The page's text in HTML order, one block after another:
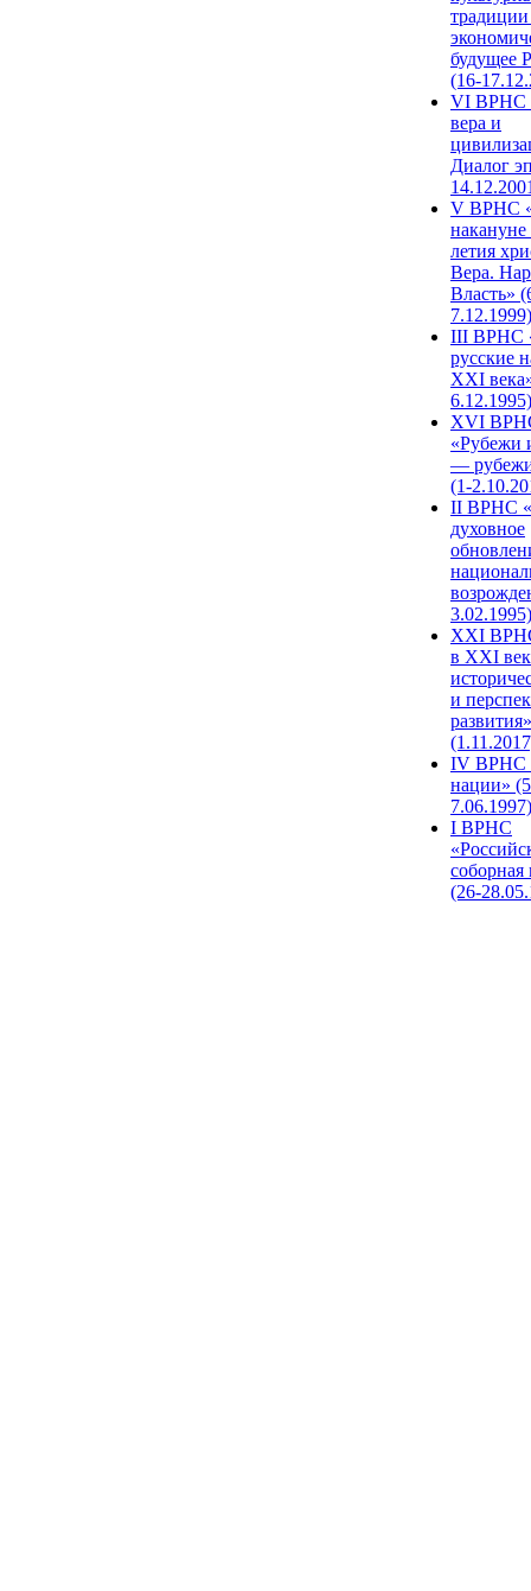
будущее
(16-
VI ВРНС
вера и
Диалог
V ВРНС
накануне
летия
Вера.
Власть»
7.12.1999)
III ВРНС
русские
XXI
6.12.1995)
XVI
«Рубежи
—
(1-
II ВРНС
духовное
3.02.1995)
XХI
в XXI
и
развития»
IV ВРНС
нации»
7.06.1997)
I ВРНС
(26-